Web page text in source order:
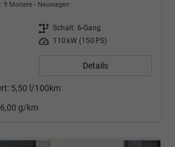
9 Monate Neuwagen
Getriebe Schalt. 6-Gang
Leistung 110 kW (150 PS)
Details
5,50 l/100km
g/km